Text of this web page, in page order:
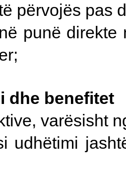
përvojës pas
punë
dhe benefitet
varësisht
udhëtimi